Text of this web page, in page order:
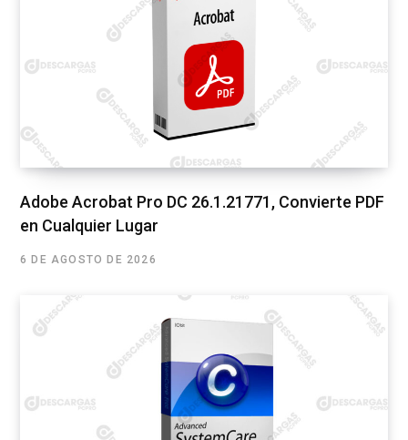
Adobe Acrobat Pro DC 26.1.21771, Convierte PDF
en Cualquier Lugar
6 DE AGOSTO DE 2026